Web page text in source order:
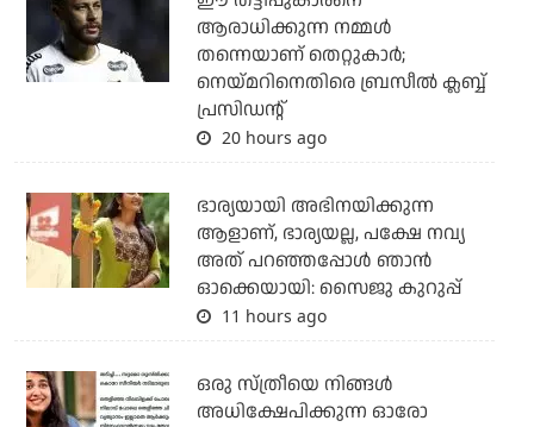
ആരാധിക്കുന്ന നമ്മള്‍
തന്നെയാണ് തെറ്റുകാര്‍;
നെയ്മറിനെതിരെ ബ്രസീല്‍ ക്ലബ്ബ്
പ്രസിഡന്റ്
20 hours ago
ഭാര്യയായി അഭിനയിക്കുന്ന
ആളാണ്, ഭാര്യയല്ല, പക്ഷേ നവ്യ
അത് പറഞ്ഞപ്പോള്‍ ഞാന്‍
ഓക്കെയായി: സൈജു കുറുപ്പ്
11 hours ago
ഒരു സ്ത്രീയെ നിങ്ങള്‍
അധിക്ഷേപിക്കുന്ന ഓരോ